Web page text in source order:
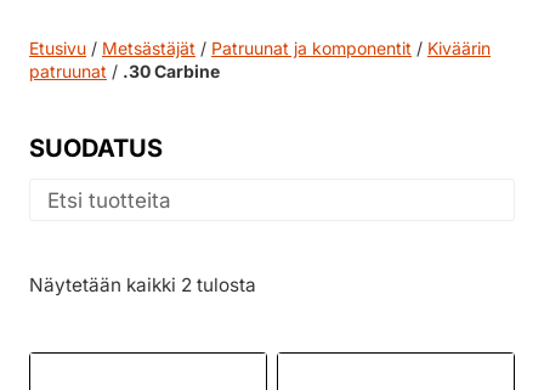
Näytetään kaikki 2 tulosta
Etusivu / Metsästäjät / Patruunat ja komponentit / Kiväärin
patruunat / .30 Carbine
SUODATUS